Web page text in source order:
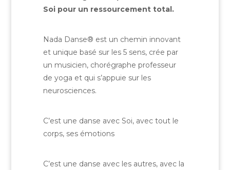
Soi pour un ressourcement total.
Nada Danse® est un chemin innovant
et unique basé sur les 5 sens, crée par
un musicien, chorégraphe professeur
de yoga et qui s’appuie sur les
neurosciences.
C’est une danse avec Soi, avec tout le
corps, ses émotions
C’est une danse avec les autres, avec la